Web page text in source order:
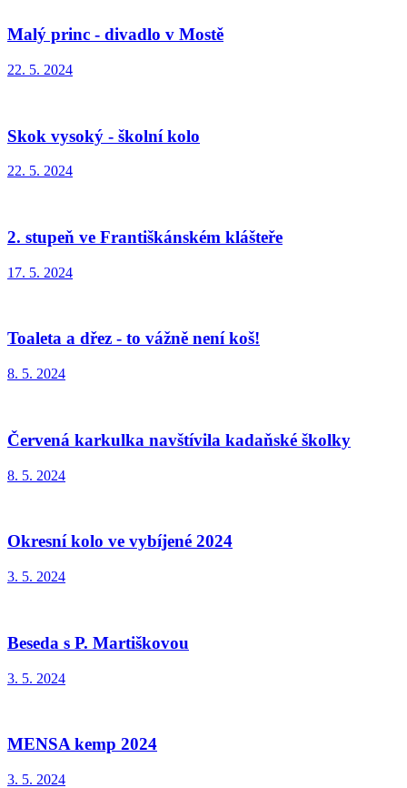
Malý princ - divadlo v Mostě
22. 5. 2024
Skok vysoký - školní kolo
22. 5. 2024
2. stupeň ve Františkánském klášteře
17. 5. 2024
Toaleta a dřez - to vážně není koš!
8. 5. 2024
Červená karkulka navštívila kadaňské školky
8. 5. 2024
Okresní kolo ve vybíjené 2024
3. 5. 2024
Beseda s P. Martiškovou
3. 5. 2024
MENSA kemp 2024
3. 5. 2024